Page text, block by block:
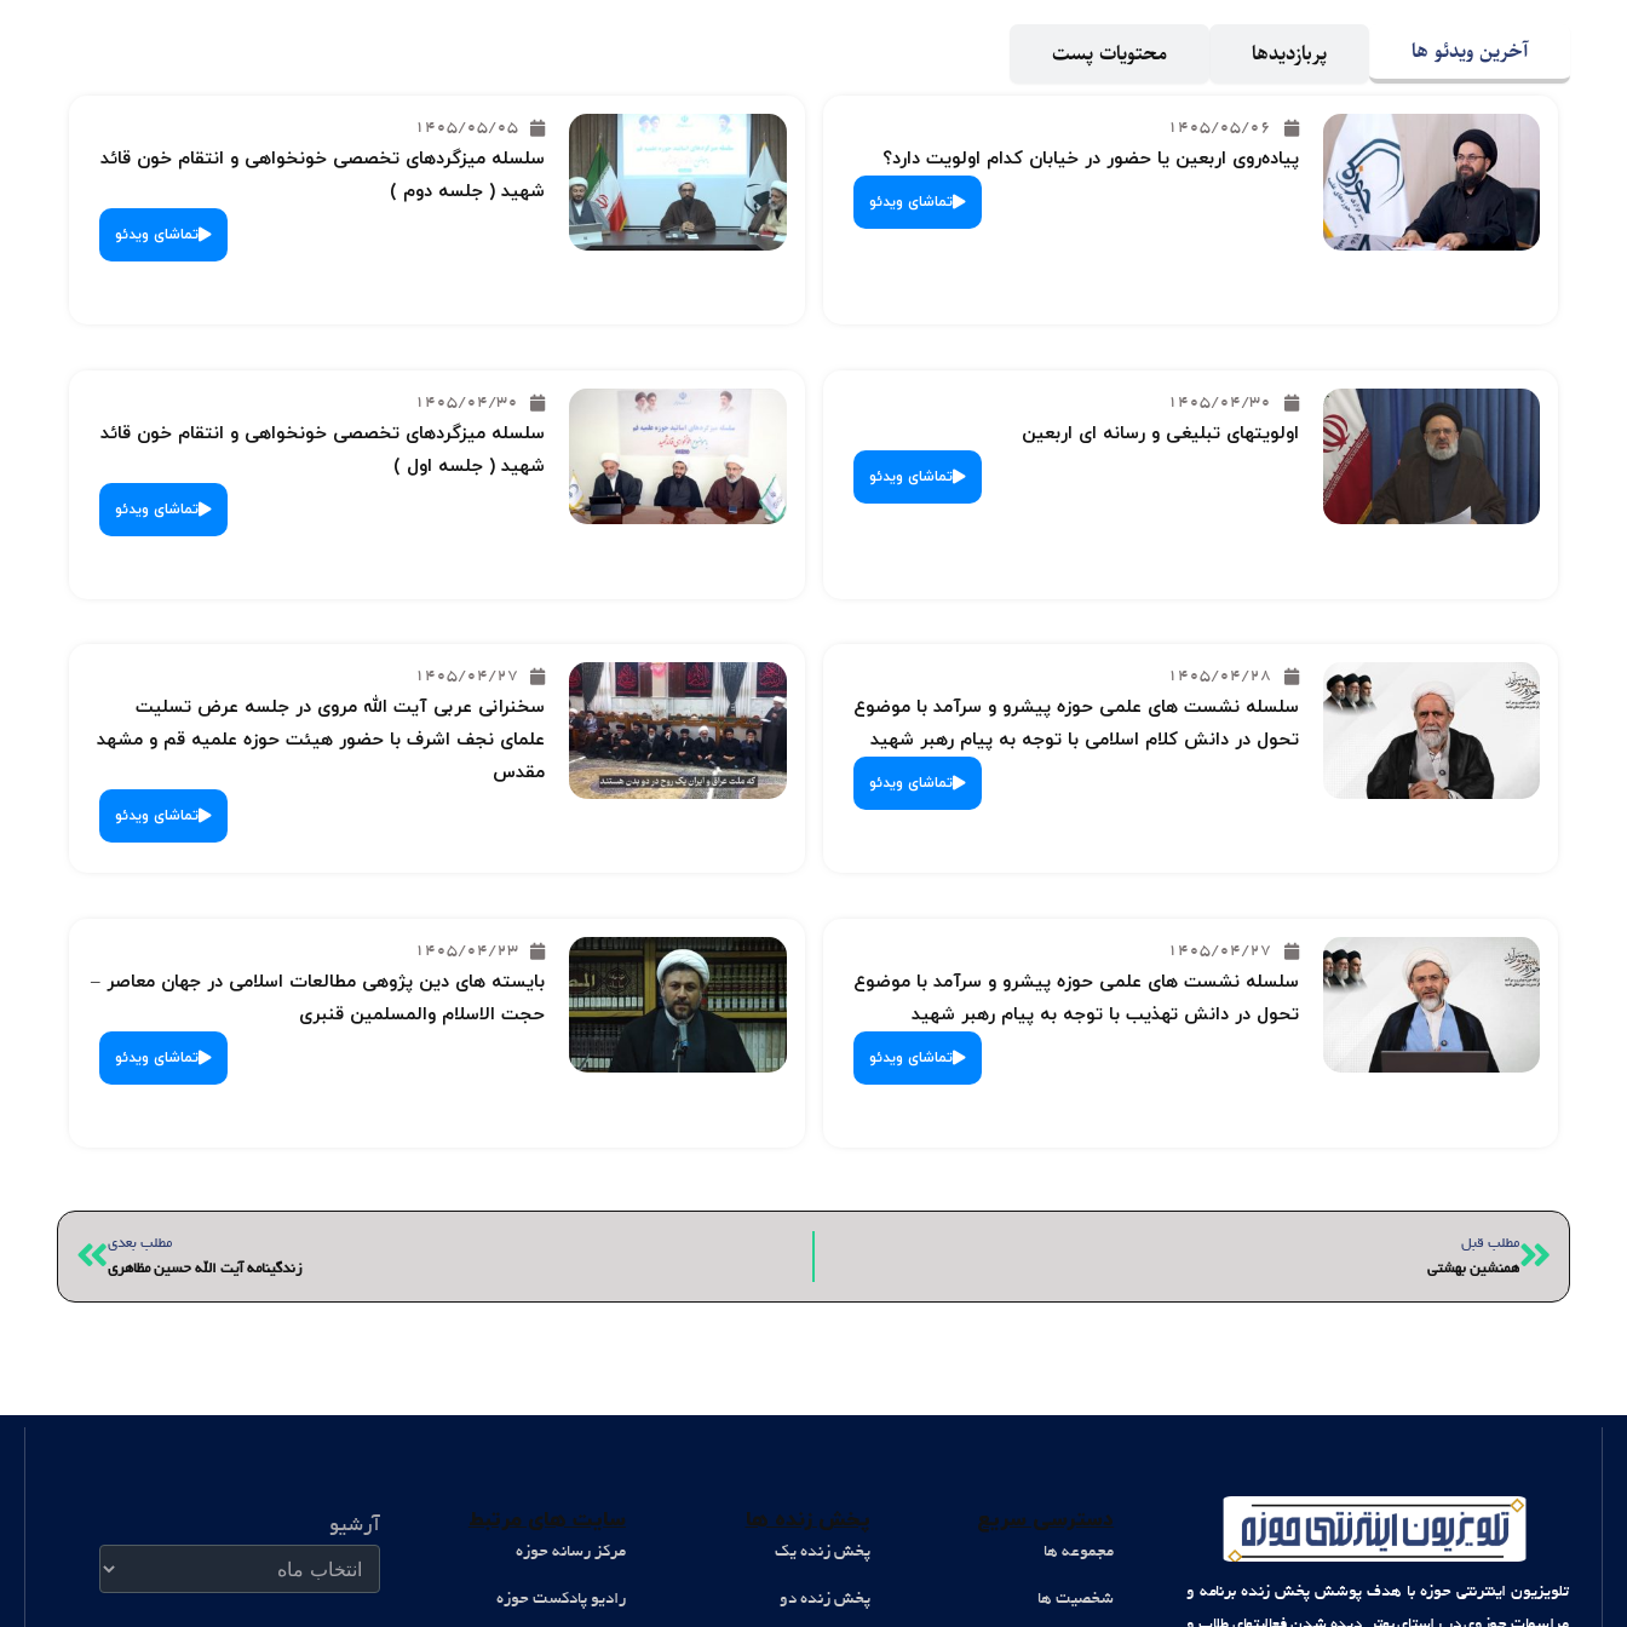
آخرین ویدئو ها پربازدیدها محتویات پست
1405/05/06
پیاده‌روی اربعین یا حضور در خیابان کدام اولویت دارد؟
تماشای ویدئو
1405/05/05
سلسله میزگردهای تخصصی خونخواهی و انتقام خون قائد
شهید ( جلسه دوم )
تماشای ویدئو
1405/04/30
اولویتهای تبلیغی و رسانه ای اربعین
تماشای ویدئو
1405/04/30
سلسله میزگردهای تخصصی خونخواهی و انتقام خون قائد
شهید ( جلسه اول )
تماشای ویدئو
1405/04/28
سلسله نشست های علمی حوزه پیشرو و سرآمد با موضوع
تحول در دانش کلام اسلامی با توجه به پیام رهبر شهید
تماشای ویدئو
1405/04/27
سخنرانی عربی آیت الله مروی در جلسه عرض تسلیت
علمای نجف اشرف با حضور هیئت حوزه علمیه قم و مشهد
مقدس
تماشای ویدئو
1405/04/27
سلسله نشست های علمی حوزه پیشرو و سرآمد با موضوع
تحول در دانش تهذیب با توجه به پیام رهبر شهید
تماشای ویدئو
1405/04/23
بایسته های دین پژوهی مطالعات اسلامی در جهان معاصر –
حجت الاسلام والمسلمین قنبری
تماشای ویدئو
قبلیمطلب قبل
همنشین بهشتی
مطلب بعدی
زندگینامه آیت الله حسین مظاهری
بعدی
تلویزیون اینترنتی حوزه با هدف پوشش پخش زنده برنامه و
دسترسی سریع
مجموعه ها
شخصیت ها
پخش زنده ها
پخش زنده یک
پخش زنده دو
سایت های مرتبط
مرکز رسانه حوزه
رادیو پادکست حوزه
آرشیو
آرشیو